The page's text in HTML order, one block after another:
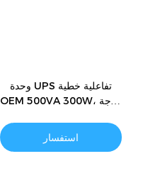
وحدة UPS تفاعلية خطية
OEM 500VA 300W، موجة
فولت
استفسار